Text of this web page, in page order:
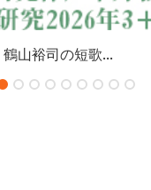
鶴山裕司の短歌...